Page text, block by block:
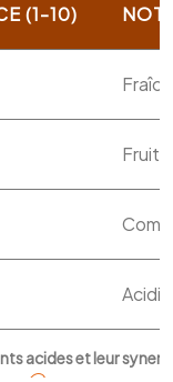
acides et leur
(1-10)